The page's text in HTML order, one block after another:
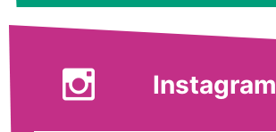
Instagram